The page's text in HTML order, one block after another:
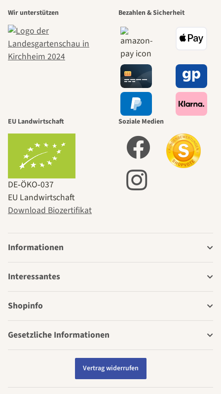
Wir unterstützen Bezahlen & Sicherheit
EU Landwirtschaft
DE‑ÖKO‑037
EU Landwirtschaft
Download Biozertifikat
Soziale Medien
Informationen
Interessantes
Shopinfo
Gesetzliche Informationen
Vertrag widerrufen